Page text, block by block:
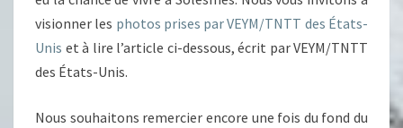
visionner les photos prises par VEYM/TNTT des États-
Unis et à lire l’article ci-dessous, écrit par VEYM/TNTT
des États-Unis.
Nous souhaitons remercier encore une fois du fond du